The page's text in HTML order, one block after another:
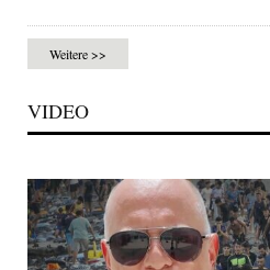
Weitere >>
VIDEO